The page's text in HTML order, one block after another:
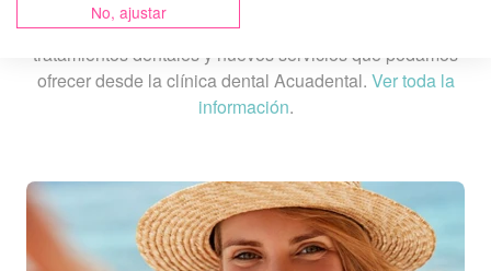
Nos esforzamos por informar sobre la actualidad en
tratamientos dentales y nuevos servicios que podamos
ofrecer desde la clínica dental Acuadental. Ver toda la
información.
No, ajustar